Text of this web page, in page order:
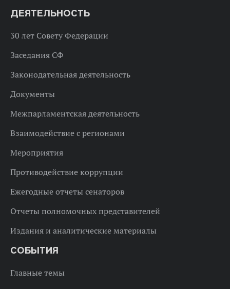
ДЕЯТЕЛЬНОСТЬ
30 лет Совету Федерации
Заседания СФ
Законодательная деятельность
Документы
Межпарламентская деятельность
Взаимодействие с регионами
Мероприятия
Противодействие коррупции
Ежегодные отчеты сенаторов
Отчеты полномочных представителей
Издания и аналитические материалы
СОБЫТИЯ
Главные темы